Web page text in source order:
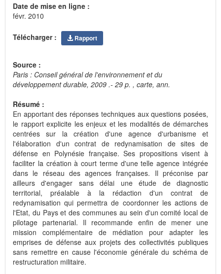
Date de mise en ligne :
févr. 2010
Télécharger : Rapport
Source :
Paris : Conseil général de l'environnement et du
développement durable, 2009 .- 29 p. , carte, ann.
Résumé :
En apportant des réponses techniques aux questions posées,
le rapport explicite les enjeux et les modalités de démarches
centrées sur la création d'une agence d'urbanisme et
l'élaboration d'un contrat de redynamisation de sites de
défense en Polynésie française. Ses propositions visent à
faciliter la création à court terme d'une telle agence intégrée
dans le réseau des agences françaises. Il préconise par
ailleurs d'engager sans délai une étude de diagnostic
territorial, préalable à la rédaction d'un contrat de
redynamisation qui permettra de coordonner les actions de
l'Etat, du Pays et des communes au sein d'un comité local de
pilotage partenarial. Il recommande enfin de mener une
mission complémentaire de médiation pour adapter les
emprises de défense aux projets des collectivités publiques
sans remettre en cause l'économie générale du schéma de
restructuration militaire.